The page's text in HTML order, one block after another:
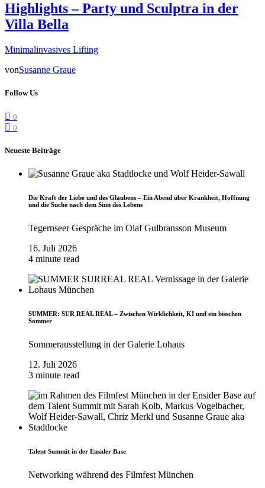
Highlights – Party und Sculptra in der
Villa Bella
Minimalinvasives Lifting
vonSusanne Graue
Follow Us
0
0
Neueste Beiträge
Die Kraft der Liebe und des Glaubens – Ein Abend über Krankheit, Hoffnung
und die Suche nach dem Sinn des Lebens
Tegernseer Gespräche im Olaf Gulbransson Museum
16. Juli 2026
4 minute read
SUMMER: SUR REAL REAL – Zwischen Wirklichkeit, KI und ein bisschen
Sommer
Sommerausstellung in der Galerie Lohaus
12. Juli 2026
3 minute read
Talent Summit in der Ensider Base
Networking während des Filmfest München